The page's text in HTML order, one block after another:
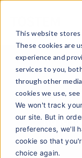
This website stores
These cookies are
experience and
services to you,
through other
cookies we use,
We won't track
our site. But in
preferences, we'll
cookie so that
choice again.
หน้าต่า